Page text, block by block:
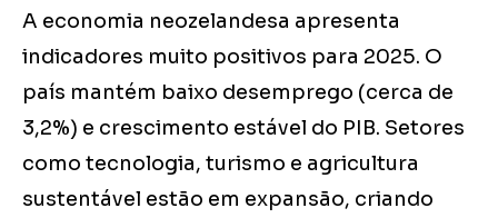
A economia neozelandesa apresenta
indicadores muito positivos para 2025. O
país mantém baixo desemprego (cerca de
3,2%) e crescimento estável do PIB. Setores
como tecnologia, turismo e agricultura
sustentável estão em expansão, criando